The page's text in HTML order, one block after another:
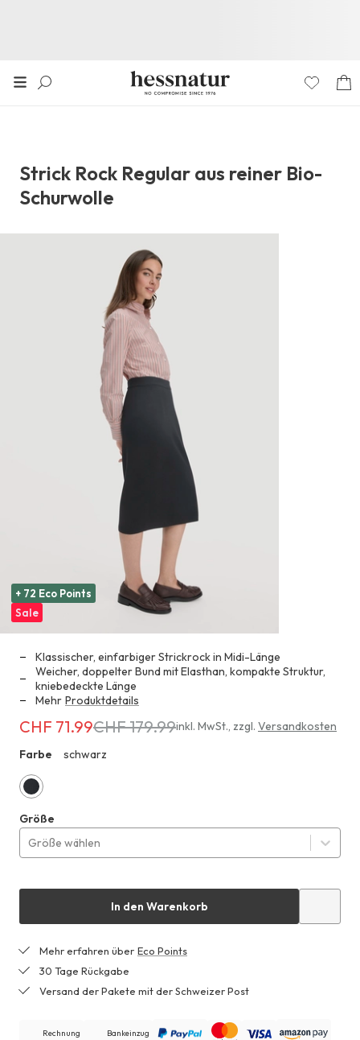
+ 72 Eco Points
Sale
Strick Rock Regular aus reiner Bio-
Schurwolle
Klassischer, einfarbiger Strickrock in Midi-Länge
Weicher, doppelter Bund mit Elasthan, kompakte Struktur,
kniebedeckte Länge
Mehr Produktdetails
Erhältlich
CHF 71.99
anstatt
CHF 179.99
CHF 71.99CHF 179.99inkl. MwSt., zzgl. Versandkosten
Farbe
schwarz
Größe
Größe wählen
In den Warenkorb
Mehr erfahren über Eco Points
30 Tage Rückgabe
Versand der Pakete mit der Schweizer Post
Rechnung Bankeinzug